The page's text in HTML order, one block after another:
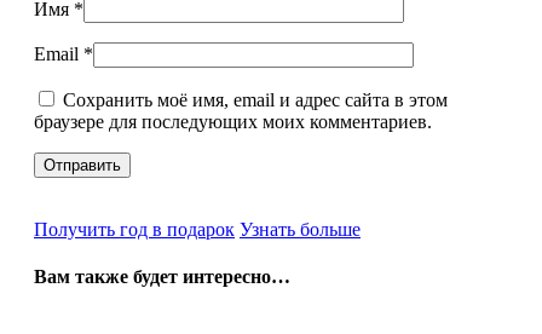
Имя *
Email *
Сохранить моё имя, email и адрес сайта в этом
браузере для последующих моих комментариев.
Получить год в подарок Узнать больше
Вам также будет интересно…